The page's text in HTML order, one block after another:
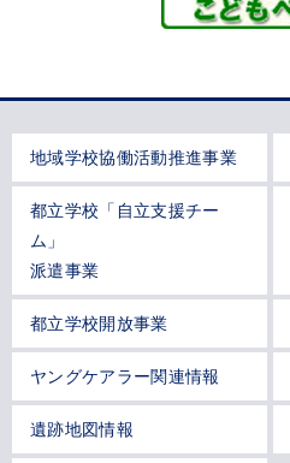
地域学校協働活動推進事業
都立学校「自立支援チー
ム」
派遣事業
都立学校開放事業
ヤングケアラー関連情報
遺跡地図情報